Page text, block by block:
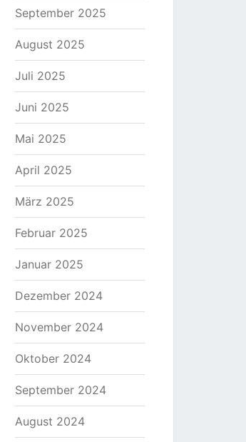
September 2025
August 2025
Juli 2025
Juni 2025
Mai 2025
April 2025
März 2025
Februar 2025
Januar 2025
Dezember 2024
November 2024
Oktober 2024
September 2024
August 2024